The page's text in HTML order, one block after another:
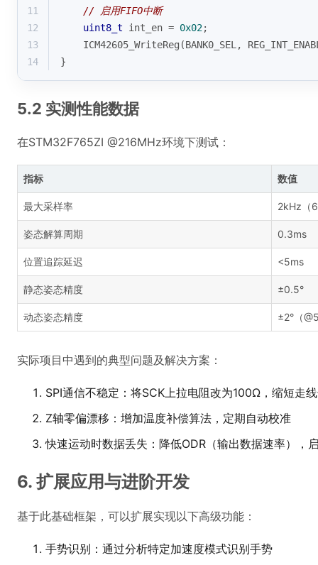
11
// 启用FIFO中断
12
uint8_t int_en = 0x02;
13
ICM42605_WriteReg(BANK0_SEL,
14
}
5.2 实测性能数据
在STM32F765ZI @216MHz环境下测试：
指标 数值
最大采样率 2kHz（
姿态解算周期 0.3ms
位置追踪延迟 <5ms
静态姿态精度 ±0.5°
动态姿态精度 ±2°（
实际项目中遇到的典型问题及解决方案：
SPI通信不稳定：将SCK上拉电阻改为100Ω，缩短走
Z轴零偏漂移：增加温度补偿算法，定期自动校准
快速运动时数据丢失：降低ODR（输出数据速率），
6. 扩展应用与进阶开发
基于此基础框架，可以扩展实现以下高级功能：
手势识别：通过分析特定加速度模式识别手势